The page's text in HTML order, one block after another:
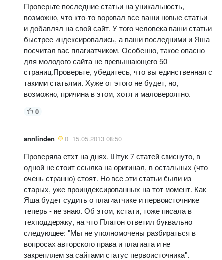
Проверьте последние статьи на уникальность,
возможно, что кто-то воровал все ваши новые статьи
и добавлял на свой сайт. У того человека ваши статьи
быстрее индексировались, а ваши последними и Яша
посчитал вас плагиатчиком. Особенно, такое опасно
для молодого сайта не превышающего 50
страниц.Проверьте, убедитесь, что вы единственная с
такими статьями. Хуже от этого не будет, но,
возможно, причина в этом, хотя и маловероятно.
0
annlinden 0 15.05.2013 08:50
Проверяла етхт на днях. Штук 7 статей свиснуто, в
одной не стоит ссылка на оригинал, в остальных (что
очень странно) стоят. Но все эти статьи были из
старых, уже проиндексированных на тот момент. Как
Яша будет судить о плагиатчике и первоисточнике
теперь - не знаю. Об этом, кстати, тоже писала в
техподдержку, на что Платон ответил буквально
следующее: "Мы не уполномочены разбираться в
вопросах авторского права и плагиата и не
закрепляем за сайтами статус первоисточника".